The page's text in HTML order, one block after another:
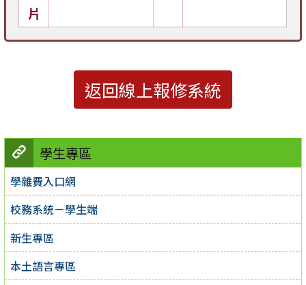
學生專區
學雜費入口網
校務系統－學生端
新生專區
本土語言專區
片
返回線上報修系統